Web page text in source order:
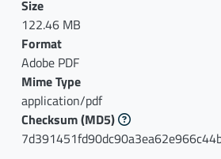
Size
122.46 MB
Format
Adobe PDF
Mime Type
application/pdf
Checksum(MD5)